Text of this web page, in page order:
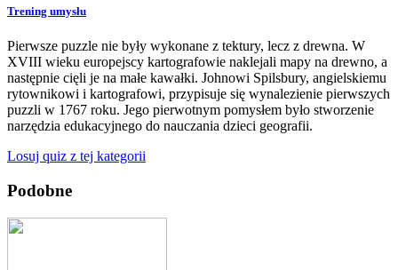
Trening umysłu
Pierwsze puzzle nie były wykonane z tektury, lecz z drewna. W
XVIII wieku europejscy kartografowie naklejali mapy na drewno, a
następnie cięli je na małe kawałki. Johnowi Spilsbury, angielskiemu
rytownikowi i kartografowi, przypisuje się wynalezienie pierwszych
puzzli w 1767 roku. Jego pierwotnym pomysłem było stworzenie
narzędzia edukacyjnego do nauczania dzieci geografii.
Losuj quiz z tej kategorii
Podobne